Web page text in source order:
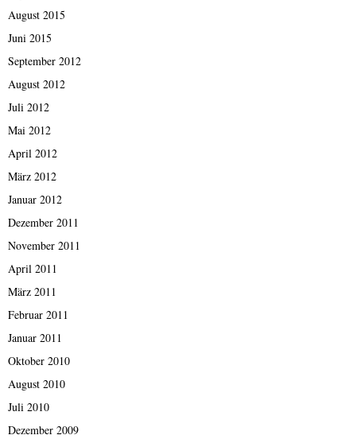
August 2015
Juni 2015
September 2012
August 2012
Juli 2012
Mai 2012
April 2012
März 2012
Januar 2012
Dezember 2011
November 2011
April 2011
März 2011
Februar 2011
Januar 2011
Oktober 2010
August 2010
Juli 2010
Dezember 2009